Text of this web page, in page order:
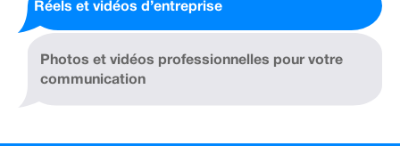
Réels et vidéos d’entreprise
Photos et vidéos professionnelles pour votre
communication